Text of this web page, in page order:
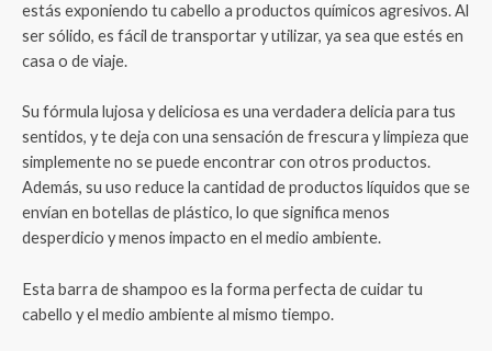
estás exponiendo tu cabello a productos químicos agresivos. Al
ser sólido, es fácil de transportar y utilizar, ya sea que estés en
casa o de viaje.
Su fórmula lujosa y deliciosa es una verdadera delicia para tus
sentidos, y te deja con una sensación de frescura y limpieza que
simplemente no se puede encontrar con otros productos.
Además, su uso reduce la cantidad de productos líquidos que se
envían en botellas de plástico, lo que significa menos
desperdicio y menos impacto en el medio ambiente.
Esta barra de shampoo es la forma perfecta de cuidar tu
cabello y el medio ambiente al mismo tiempo.